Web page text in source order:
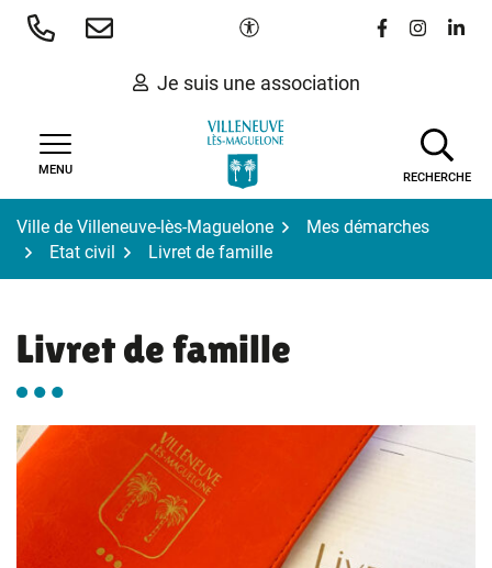
Aller
Paramètres d'accessibilité
Lien vers le
Lien vers
Lien
Je suis une association
MENU
RECHERCHE
Ville de Villeneuve-lès-Maguelone
Mes démarches
Etat civil
Livret de famille
Livret de famille